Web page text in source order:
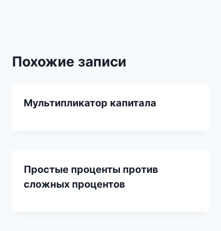
Похожие записи
Мультипликатор капитала
Простые проценты против
сложных процентов